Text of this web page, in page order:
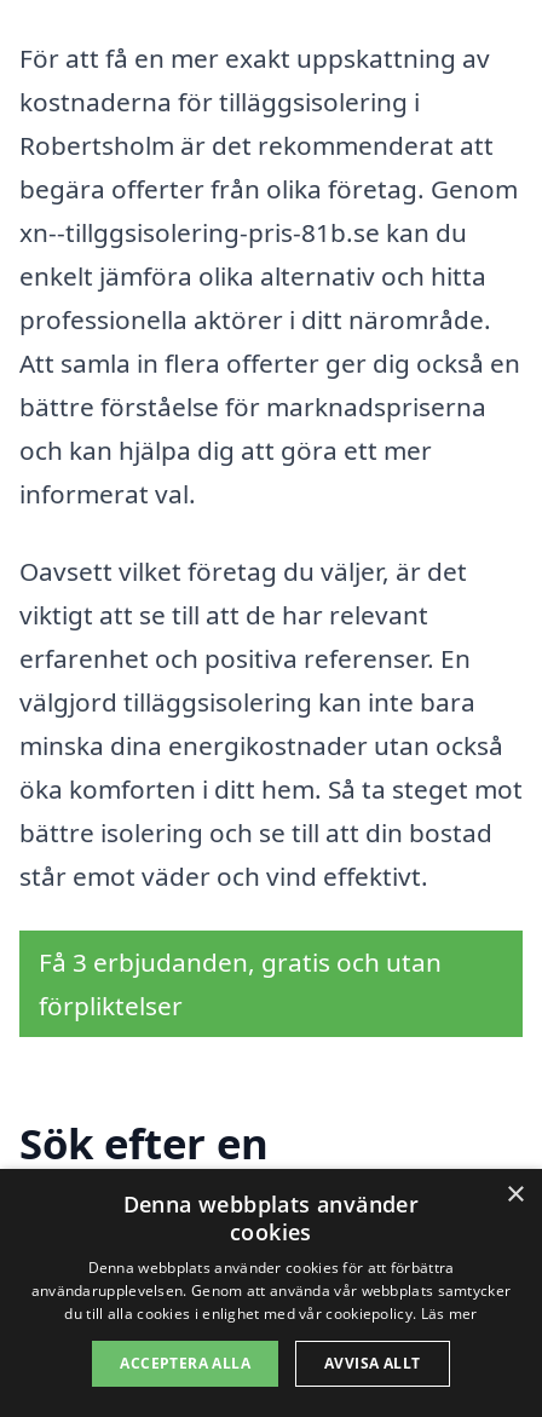
För att få en mer exakt uppskattning av
kostnaderna för tilläggsisolering i
Robertsholm är det rekommenderat att
begära offerter från olika företag. Genom
xn--tillggsisolering-pris-81b.se kan du
enkelt jämföra olika alternativ och hitta
professionella aktörer i ditt närområde.
Att samla in flera offerter ger dig också en
bättre förståelse för marknadspriserna
och kan hjälpa dig att göra ett mer
informerat val.
Oavsett vilket företag du väljer, är det
viktigt att se till att de har relevant
erfarenhet och positiva referenser. En
välgjord tilläggsisolering kan inte bara
minska dina energikostnader utan också
öka komforten i ditt hem. Så ta steget mot
bättre isolering och se till att din bostad
står emot väder och vind effektivt.
Få 3 erbjudanden, gratis och utan
förpliktelser
Sök efter en
professionell för
tilläggsisolering i andra
städer nära
Robertsholm
×
Denna webbplats använder
cookies
Denna webbplats använder cookies för att förbättra
användarupplevelsen. Genom att använda vår webbplats samtycker
du till alla cookies i enlighet med vår cookiepolicy. Läs mer
ACCEPTERA ALLA AVVISA ALLT